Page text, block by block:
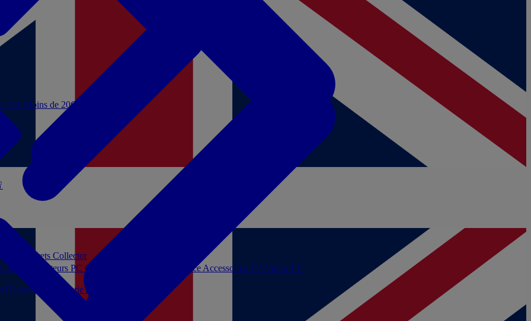
10€ Moins de 20€
Décoration PapeterieJeux de société
Coffrets Collector
audio Moniteurs PC Casques filaires Audio Licence Accessoires TV/Vidéo TV